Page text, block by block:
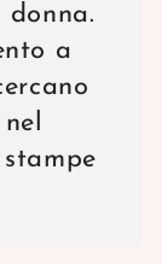
donna.
a